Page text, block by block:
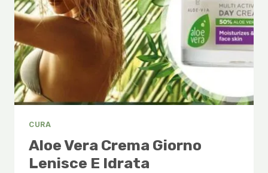
LISCIA
E
SETOSA
CURA
Aloe Vera Crema Giorno
Lenisce E Idrata